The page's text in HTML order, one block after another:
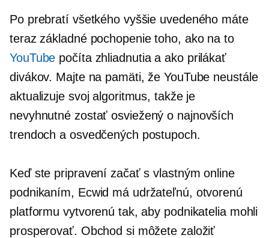
Po prebratí všetkého vyššie uvedeného máte
teraz základné pochopenie toho, ako na to
YouTube počíta zhliadnutia a ako prilákať
divákov. Majte na pamäti, že YouTube neustále
aktualizuje svoj algoritmus, takže je
nevyhnutné zostaťosviežený o najnovších
trendoch a osvedčených postupoch.
Keď ste pripravení začať s vlastným online
podnikaním, Ecwid má udržateľnú, otvorenú
platformu vytvorenú tak, aby podnikatelia mohli
prosperovať. Obchod si môžete založiť